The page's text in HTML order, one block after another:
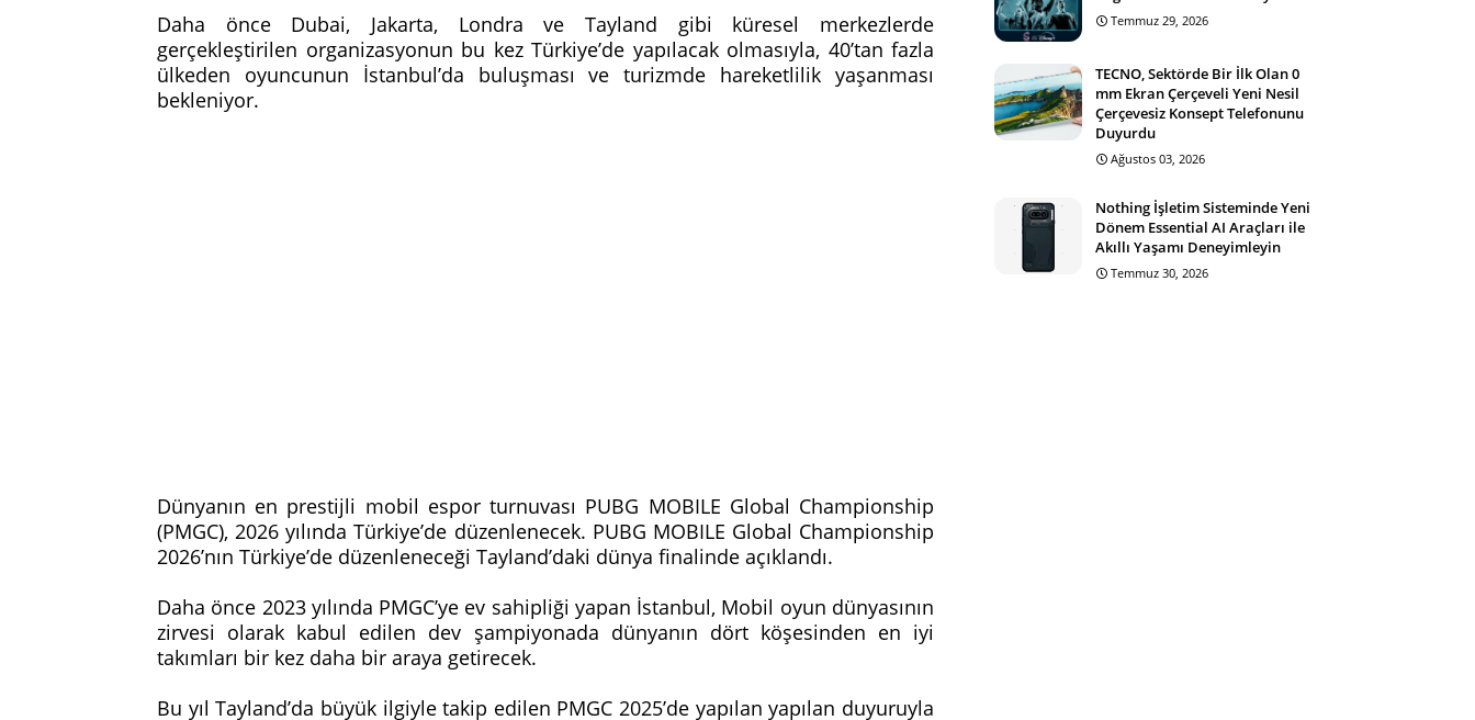
Daha önce Dubai, Jakarta, Londra ve Tayland gibi küresel merkezlerde
gerçekleştirilen organizasyonun bu kez Türkiye’de yapılacak olmasıyla, 40’tan fazla
ülkeden oyuncunun İstanbul’da buluşması ve turizmde hareketlilik yaşanması
bekleniyor.
Dünyanın en prestijli mobil espor turnuvası PUBG MOBILE Global Championship
(PMGC), 2026 yılında Türkiye’de düzenlenecek. PUBG MOBILE Global Championship
2026’nın Türkiye’de düzenleneceği Tayland’daki dünya finalinde açıklandı.
Daha önce 2023 yılında PMGC’ye ev sahipliği yapan İstanbul, Mobil oyun dünyasının
zirvesi olarak kabul edilen dev şampiyonada dünyanın dört köşesinden en iyi
takımları bir kez daha bir araya getirecek.
Bu yıl Tayland’da büyük ilgiyle takip edilen PMGC 2025’de yapılan yapılan duyuruyla
Temmuz 29, 2026
TECNO, Sektörde Bir İlk Olan 0
mm Ekran Çerçeveli Yeni Nesil
Çerçevesiz Konsept Telefonunu
Duyurdu
Ağustos 03, 2026
Nothing İşletim Sisteminde Yeni
Dönem Essential AI Araçları ile
Akıllı Yaşamı Deneyimleyin
Temmuz 30, 2026